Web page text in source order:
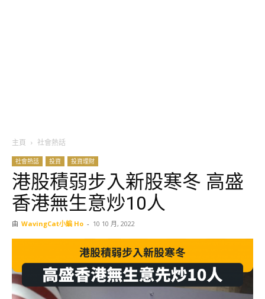
主頁 社會熱話
社會熱話 投資 投資理財
港股積弱步入新股寒冬 高盛
香港無生意炒10人
由 WavingCat小編 Ho - 10 10 月, 2022